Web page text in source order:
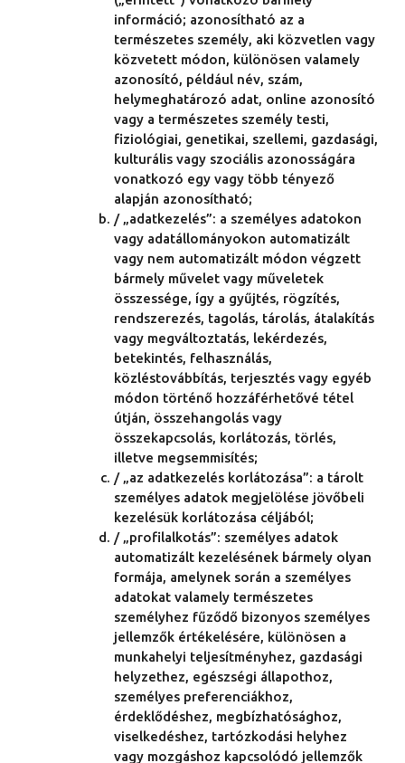
információ; azonosítható az a
természetes személy, aki közvetlen vagy
közvetett módon, különösen valamely
azonosító, például név, szám,
helymeghatározó adat, online azonosító
vagy a természetes személy testi,
fiziológiai, genetikai, szellemi, gazdasági,
kulturális vagy szociális azonosságára
vonatkozó egy vagy több tényező
alapján azonosítható;
/ „adatkezelés”: a személyes adatokon
vagy adatállományokon automatizált
vagy nem automatizált módon végzett
bármely művelet vagy műveletek
összessége, így a gyűjtés, rögzítés,
rendszerezés, tagolás, tárolás, átalakítás
vagy megváltoztatás, lekérdezés,
betekintés, felhasználás,
közléstovábbítás, terjesztés vagy egyéb
módon történő hozzáférhetővé tétel
útján, összehangolás vagy
összekapcsolás, korlátozás, törlés,
illetve megsemmisítés;
/ „az adatkezelés korlátozása”: a tárolt
személyes adatok megjelölése jövőbeli
kezelésük korlátozása céljából;
/ „profilalkotás”: személyes adatok
automatizált kezelésének bármely olyan
formája, amelynek során a személyes
adatokat valamely természetes
személyhez fűződő bizonyos személyes
jellemzők értékelésére, különösen a
munkahelyi teljesítményhez, gazdasági
helyzethez, egészségi állapothoz,
személyes preferenciákhoz,
érdeklődéshez, megbízhatósághoz,
viselkedéshez, tartózkodási helyhez
vagy mozgáshoz kapcsolódó jellemzők